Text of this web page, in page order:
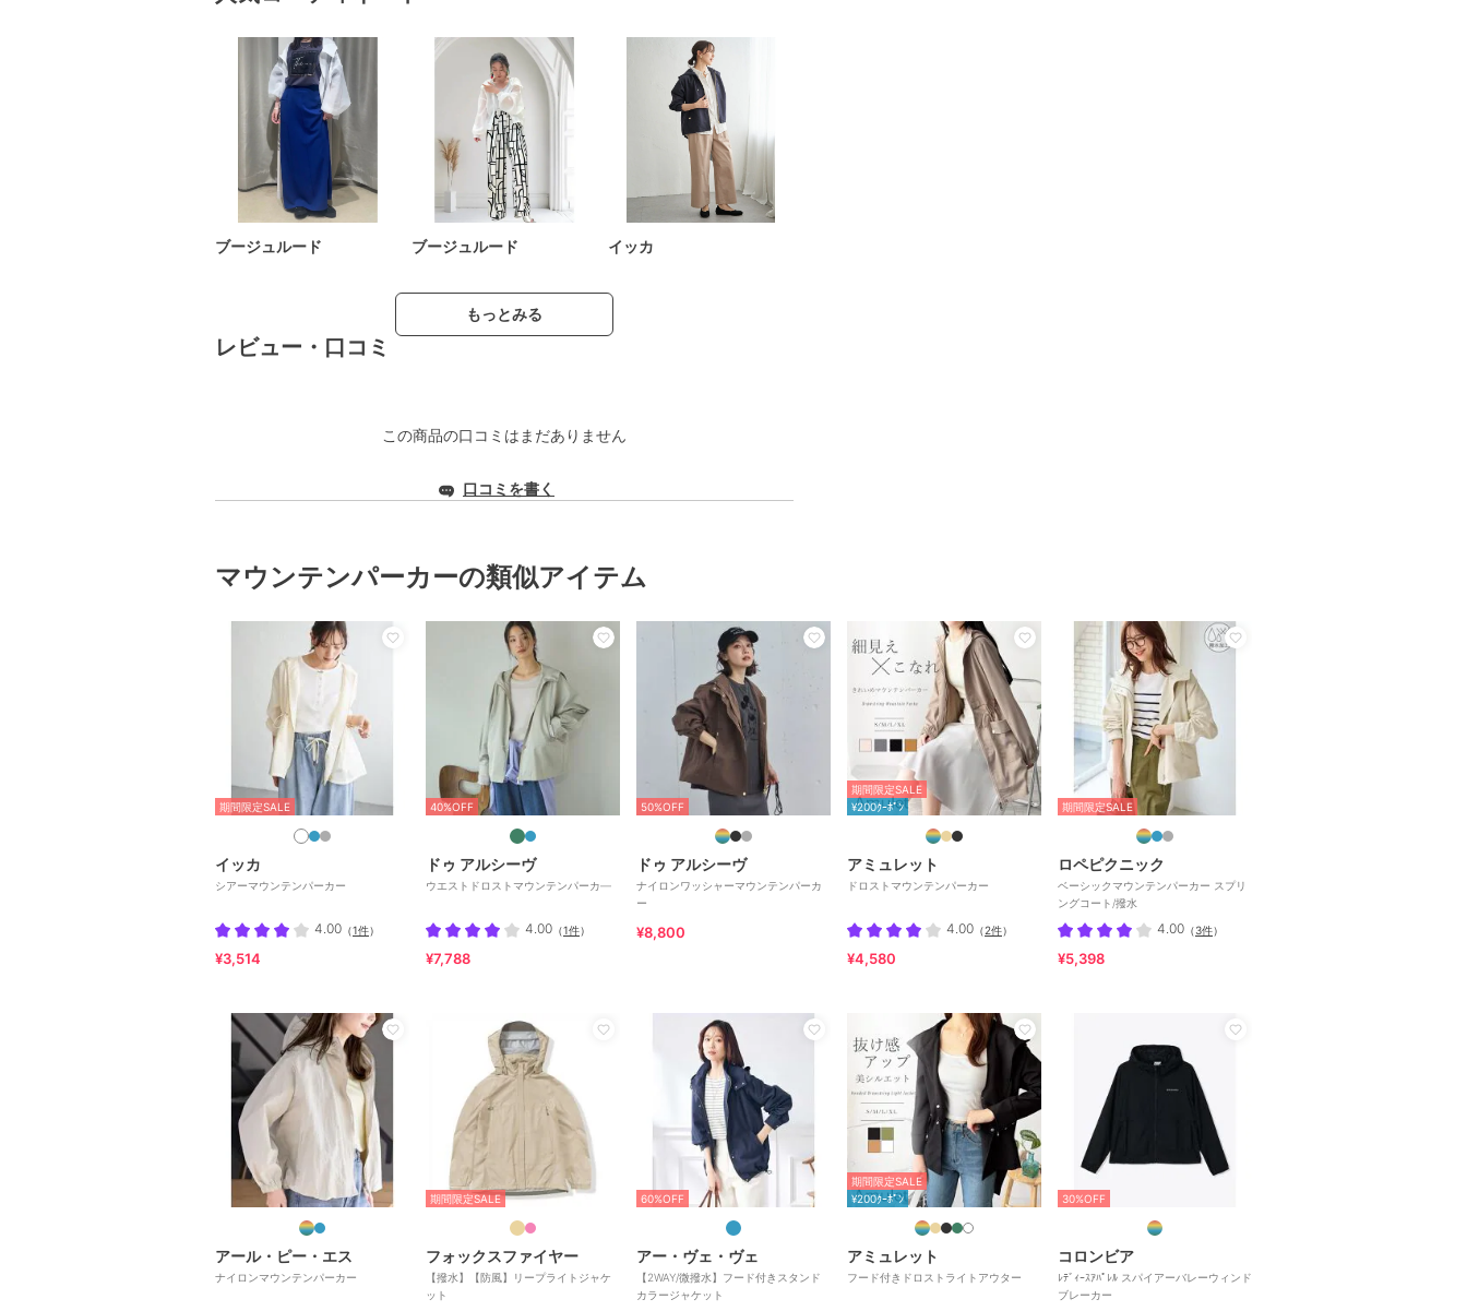
ブージュルード ブージュルード イッカ
もっとみる
レビュー・口コミ
この商品の口コミはまだありません
口コミを書く
マウンテンパーカーの類似アイテム
期間限定SALE
イッカ
シアーマウンテンパーカー
4.00 （1件）
¥3,514
40%OFF
ドゥ アルシーヴ
ウエストドロストマウンテンパーカ―
4.00 （1件）
¥7,788
50%OFF
ドゥ アルシーヴ
ナイロンワッシャーマウンテンパーカ
ー
¥8,800
期間限定SALE
¥200ｸｰﾎﾟﾝ
アミュレット
ドロストマウンテンパーカー
4.00 （2件）
¥4,580
期間限定SALE
ロペピクニック
ベーシックマウンテンパーカー スプリ
ングコート/撥水
4.00 （3件）
¥5,398
アール・ピー・エス
ナイロンマウンテンパーカー
期間限定SALE
フォックスファイヤー
【撥水】【防風】リープライトジャケ
ット
60%OFF
アー・ヴェ・ヴェ
【2WAY/微撥水】フード付きスタンド
カラージャケット
期間限定SALE
¥200ｸｰﾎﾟﾝ
アミュレット
フード付きドロストライトアウター
30%OFF
コロンビア
ﾚﾃﾞｨｰｽｱﾊﾟﾚﾙ スパイアーバレーウィンド
ブレーカー